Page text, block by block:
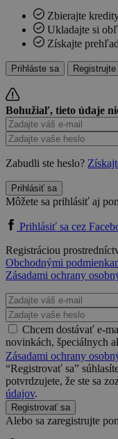
Zbierajte
Ukladajte si
Získajte
Prihláste sa
Bohužiaľ, tieto údaje
Zabudli ste heslo?
Prihlásiť sa
Môžete sa prihlásiť aj
Prihlásiť sa cez
Registráciou
Obchodnými
Zásadami ochrany
Chcem dostávať e-
novinkách, špeciálnych
Zásadami ochrany
“Registrovať sa”
potvrdzujete, že ste sa
údajov.
Registrovať sa
Alebo sa zaregistrujte